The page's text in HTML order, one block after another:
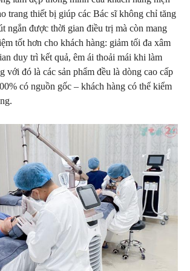
trang thiết bị giúp các Bác sĩ không chỉ tăng
ngắn được thời gian điều trị mà còn mang
tốt hơn cho khách hàng: giảm tối đa xâm
duy trì kết quả, êm ái thoải mái khi làm
với đó là các sản phẩm đều là dòng cao cấp
có nguồn gốc – khách hàng có thể kiểm